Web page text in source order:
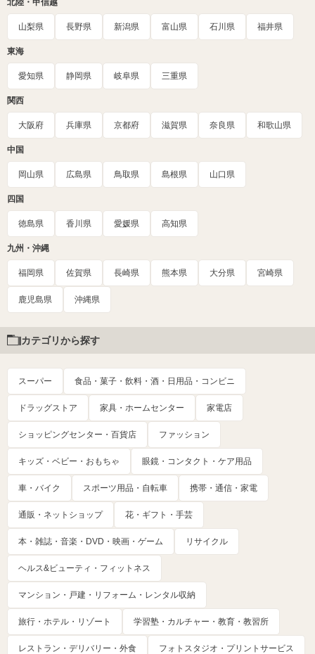
北陸・甲信越
山梨県 長野県 新潟県 富山県 石川県 福井県
東海
愛知県 静岡県 岐阜県 三重県
関西
大阪府 兵庫県 京都府 滋賀県 奈良県 和歌山県
中国
岡山県 広島県 鳥取県 島根県 山口県
四国
徳島県 香川県 愛媛県 高知県
九州・沖縄
福岡県 佐賀県 長崎県 熊本県 大分県 宮崎県
鹿児島県 沖縄県
カテゴリから探す
スーパー 食品・菓子・飲料・酒・日用品・コンビニ
ドラッグストア 家具・ホームセンター 家電店
ショッピングセンター・百貨店 ファッション
キッズ・ベビー・おもちゃ 眼鏡・コンタクト・ケア用品
車・バイク スポーツ用品・自転車 携帯・通信・家電
通販・ネットショップ 花・ギフト・手芸
本・雑誌・音楽・DVD・映画・ゲーム リサイクル
ヘルス&ビューティ・フィットネス
マンション・戸建・リフォーム・レンタル収納
旅行・ホテル・リゾート 学習塾・カルチャー・教育・教習所
レストラン・デリバリー・外食 フォトスタジオ・プリントサービス